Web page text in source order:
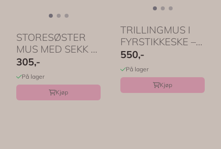
STORESØSTER
MUS MED SEKK –
Skolemus i
blomstrete ...
305,-
På lager
Kjøp
TRILLINGMUS I
FYRSTIKKESKE –
Rutete dresser – ...
550,-
På lager
Kjøp